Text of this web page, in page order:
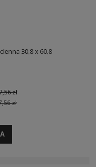
30,8 x 60,8
zł
zł